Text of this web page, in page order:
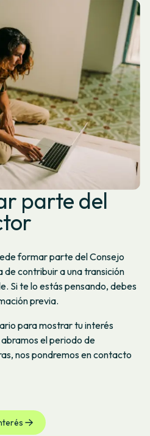
parte del
formar parte del Consejo
de contribuir a una transición
Si te lo estás pensando, debes
previa.
para mostrar tu interés
el periodo de
nos pondremos en contacto